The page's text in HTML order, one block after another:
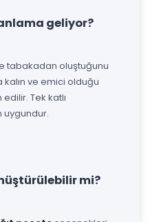
geliyor?
tabakadan oluştuğunu
ve emici olduğu
Tek katlı
uygundur.
mi?